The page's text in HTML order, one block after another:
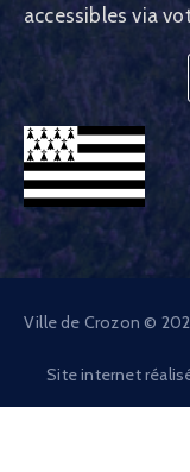
accessibles via
Ville de Crozon ©
Site internet